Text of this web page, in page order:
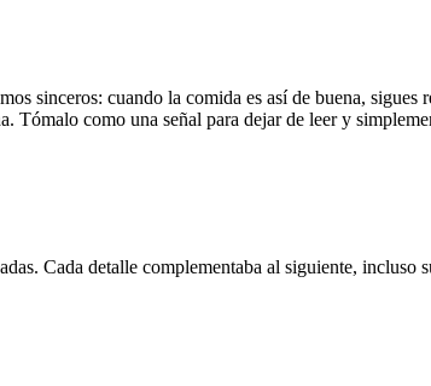
sinceros: cuando la comida es así de buena,
Tómalo como una señal para dejar de leer y
Cada detalle complementaba al siguiente, incluso